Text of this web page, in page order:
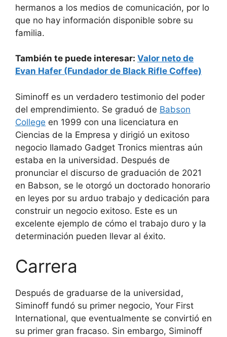
hermanos a los medios de comunicación, por lo
que no hay información disponible sobre su
familia.
También te puede interesar: Valor neto de
Evan Hafer (Fundador de Black Rifle Coffee)
Siminoff es un verdadero testimonio del poder
del emprendimiento. Se graduó de Babson
College en 1999 con una licenciatura en
Ciencias de la Empresa y dirigió un exitoso
negocio llamado Gadget Tronics mientras aún
estaba en la universidad. Después de
pronunciar el discurso de graduación de 2021
en Babson, se le otorgó un doctorado honorario
en leyes por su arduo trabajo y dedicación para
construir un negocio exitoso. Este es un
excelente ejemplo de cómo el trabajo duro y la
determinación pueden llevar al éxito.
Carrera
Después de graduarse de la universidad,
Siminoff fundó su primer negocio, Your First
International, que eventualmente se convirtió en
su primer gran fracaso. Sin embargo, Siminoff